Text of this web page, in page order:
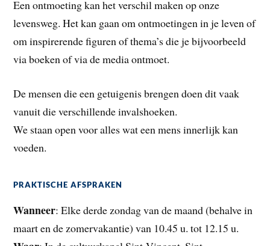
Een ontmoeting kan het verschil maken op onze
levensweg. Het kan gaan om ontmoetingen in je leven of
om inspirerende figuren of thema’s die je bijvoorbeeld
via boeken of via de media ontmoet.
De mensen die een getuigenis brengen doen dit vaak
vanuit die verschillende invalshoeken.
We staan open voor alles wat een mens innerlijk kan
voeden.
PRAKTISCHE AFSPRAKEN
Wanneer: Elke derde zondag van de maand (behalve in
maart en de zomervakantie) van 10.45 u. tot 12.15 u.